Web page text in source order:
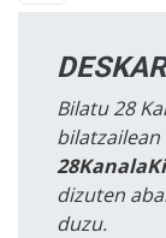
Bilatu 28
dizuten
duzu.